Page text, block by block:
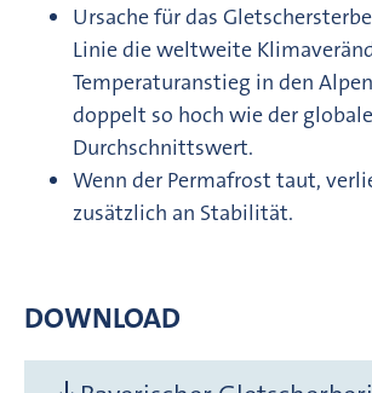
Ursache für das
Linie die weltweite
Temperaturanstieg in den
doppelt so hoch wie der globale
Durchschnittswert.
Wenn der Permafrost taut,
zusätzlich an Stabilität.
DOWNLOAD